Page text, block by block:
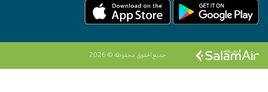
جميع الحقوق محفوظة © 2026